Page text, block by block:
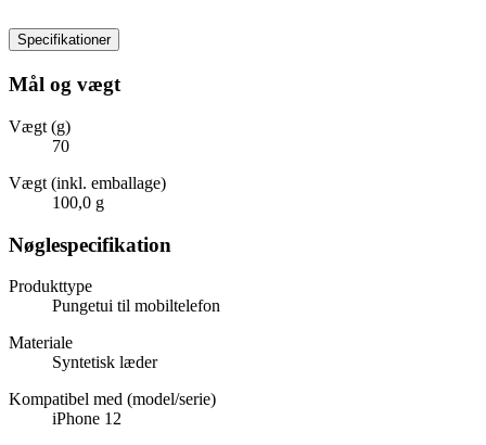
Specifikationer
Mål og vægt
Vægt (g)
70
Vægt (inkl. emballage)
100,0 g
Nøglespecifikation
Produkttype
Pungetui til mobiltelefon
Materiale
Syntetisk læder
Kompatibel med (model/serie)
iPhone 12